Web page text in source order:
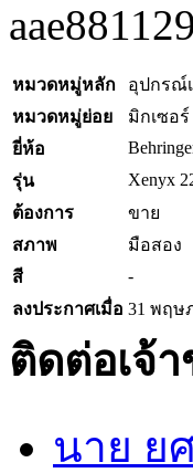
หมวดหมู่หลัก
อุปกรณ์
หมวดหมู่ย่อย
มิกเซอร์
ยี่ห้อ
รุ่น
Xenyx
ต้องการ
ขาย
สภาพ
มือสอง
สี
-
ลงประกาศเมื่อ 31 พฤษ
ติดต่อเจ้
นาย ย